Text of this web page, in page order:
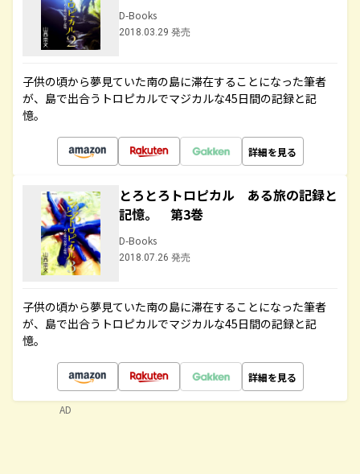
D-Books
2018.03.29 発売
子供の頃から夢見ていた南の島に滞在することになった筆者
が、島で出合うトロピカルでマジカルな45日間の記録と記
憶。
詳細を見る
とろとろトロピカル ある旅の記録と
記憶。 第3巻
D-Books
2018.07.26 発売
子供の頃から夢見ていた南の島に滞在することになった筆者
が、島で出合うトロピカルでマジカルな45日間の記録と記
憶。
詳細を見る
AD